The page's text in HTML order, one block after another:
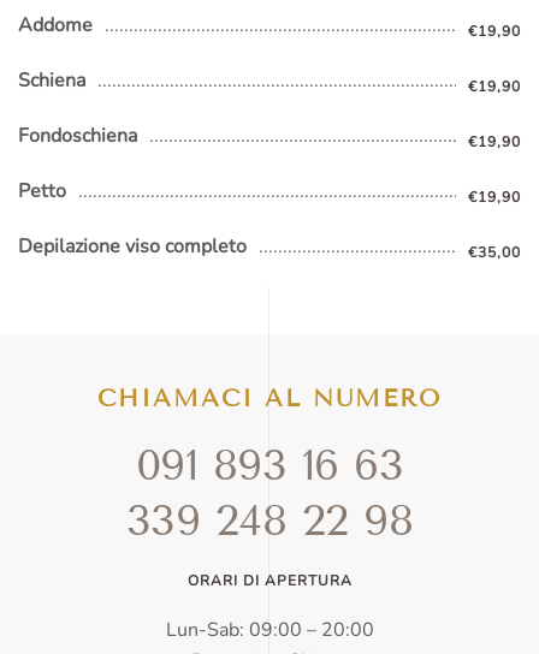
Addome €19,90
Schiena €19,90
Fondoschiena €19,90
Petto €19,90
Depilazione viso completo €35,00
CHIAMACI AL NUMERO
091 893 16 63
339 248 22 98
ORARI DI APERTURA
Lun-Sab: 09:00 – 20:00